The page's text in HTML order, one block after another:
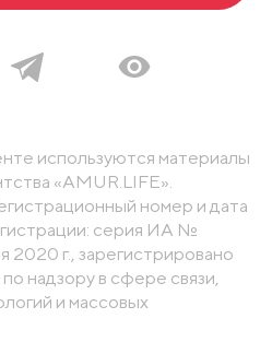
используются материалы
«AMUR.LIFE».
номер и дата
серия ИА №
г., зарегистрировано
надзору в сфере связи,
и массовых